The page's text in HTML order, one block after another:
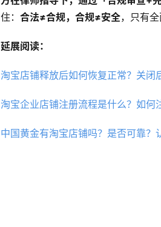
住：合法≠合规，合规≠安全，只有
延展阅读：
淘宝店铺释放后如何恢复正常？关闭
淘宝企业店铺注册流程是什么？如
中国黄金有淘宝店铺吗？是否可靠？